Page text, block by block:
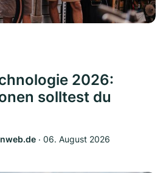
2026:
solltest du
‧ 06. August 2026